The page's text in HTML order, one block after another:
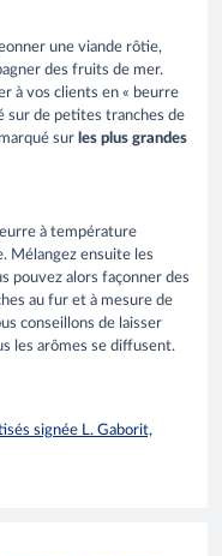
une viande rôtie,
des fruits de mer.
à vos clients en « beurre
sur de petites tranches de
sur les plus grandes
à température
Mélangez ensuite les
pouvez alors façonner des
au fur et à mesure de
conseillons de laisser
les arômes se diffusent.
signée L. Gaborit,